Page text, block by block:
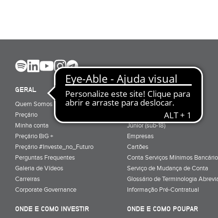
GERAL
Quem Somos
Preçário
Minha conta
Preçário BiG +
Preçário #Investe_no_Futuro
Perguntas Frequentes
Galeria de Vídeos
Carreiras
Corporate Governance
ABRIR CONTA
Porquê ser cliente
Júnior (sub-18)
Empresas
Cartões
Conta Serviços Mínimos
Serviço de Mudança de Conta
Glossário de Terminologia
Informação Pré-Contratual
ONDE E COMO INVESTIR ONDE E COMO POUPAR